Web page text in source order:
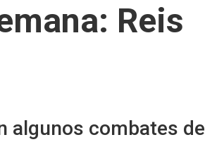
Reis
algunos combates de